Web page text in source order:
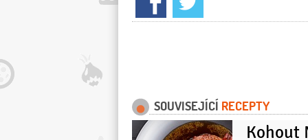
SOUVISEJÍCÍ RECEPTY
Kohout